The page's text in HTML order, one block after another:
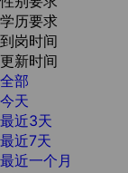
学历要求
到岗时间
更新时间
全部
今天
最近3天
最近7天
最近一个月